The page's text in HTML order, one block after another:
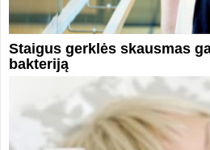
Staigus gerklės skausmas
bakteriją